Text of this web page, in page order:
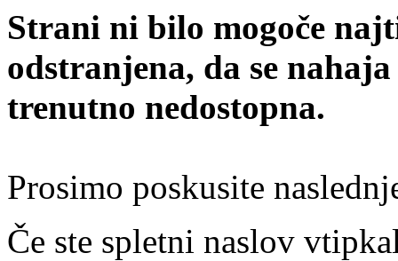
Strani ni bilo mogoče
odstranjena, da se
trenutno nedostopna.
Prosimo poskusite
Če ste spletni naslov